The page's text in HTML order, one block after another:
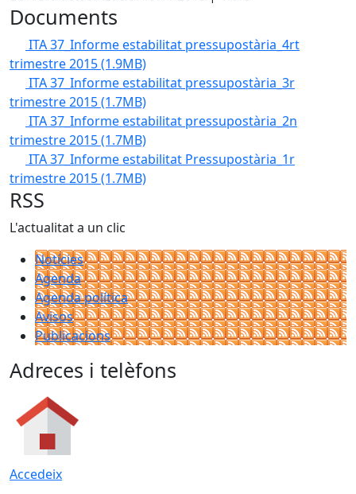
Documents
ITA 37_Informe estabilitat pressupostària_4rt
trimestre 2015(1.9MB)
ITA 37_Informe estabilitat pressupostària_3r
trimestre 2015(1.7MB)
ITA 37_Informe estabilitat pressupostària_2n
trimestre 2015(1.7MB)
ITA 37_Informe estabilitat Pressupostària_1r
trimestre 2015(1.7MB)
RSS
L'actualitat a un clic
Notícies
Agenda
Agenda política
Avisos
Publicacions
Adreces i telèfons
Accedeix